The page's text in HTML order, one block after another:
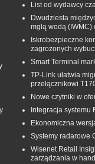
List od wydawcy
Dwudziesta
mgłą wodą
Iskrobezpieczne
zagrożonych
Smart Terminal
TP-Link ułatwia
przełącznikowi
Nowe czytniki w
Integracja systemu
Ekonomiczna
Systemy radarowe
Wisenet Retail
zarządzania w